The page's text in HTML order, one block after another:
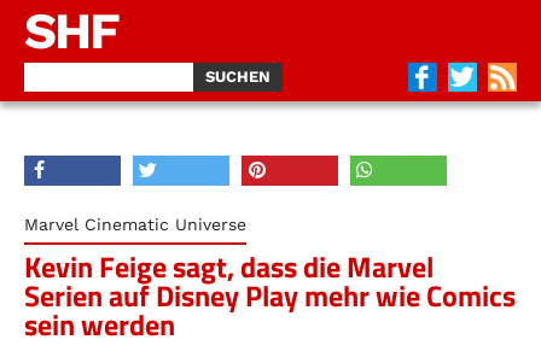
SHF
Marvel Cinematic Universe
Kevin Feige sagt, dass die Marvel
Serien auf Disney Play mehr wie Comics
sein werden